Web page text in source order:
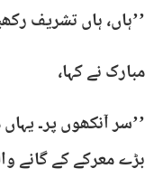
’’ہاں، ہاں تشریف
مبارک نے کہا،
’’سر آنکھوں پر۔
بڑے معرکے کے گانے